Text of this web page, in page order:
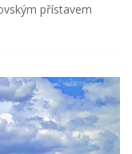
přístavem